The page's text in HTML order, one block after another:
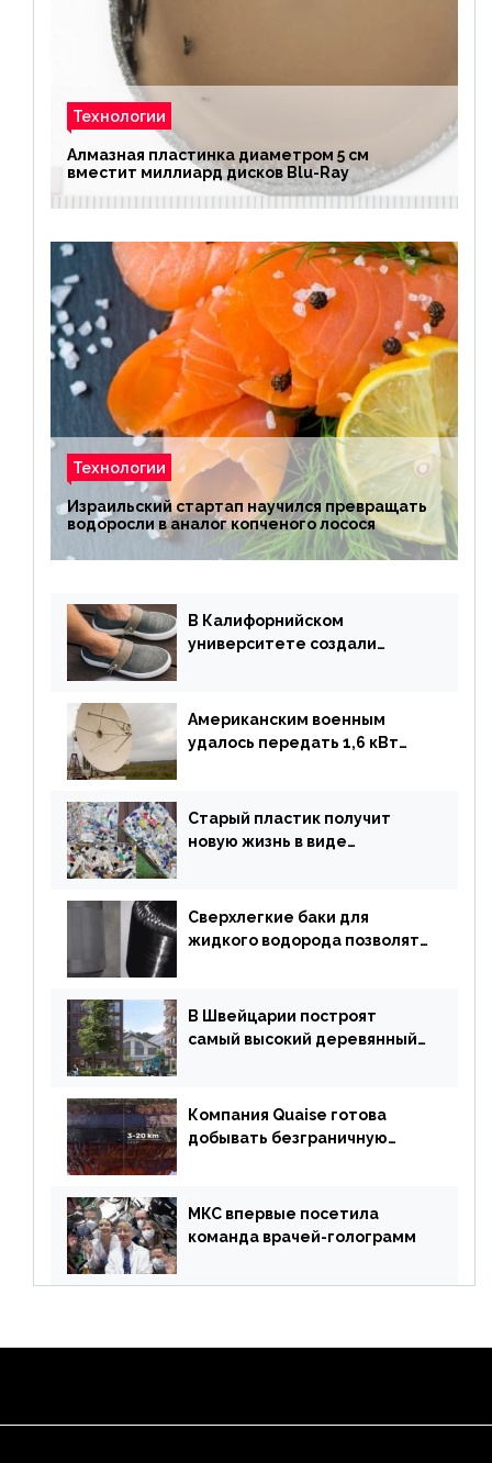
Технологии
Алмазная пластинка диаметром 5 см
вместит миллиард дисков Blu-Ray
Технологии
Израильский стартап научился превращать
водоросли в аналог копченого лосося
В Калифорнийском
университете создали
Американским военным
удалось передать 1,6 кВт
Старый пластик получит
новую жизнь в виде
Сверхлегкие баки для
жидкого водорода позволят
В Швейцарии построят
самый высокий деревянный
Компания Quaise готова
добывать безграничную
МКС впервые посетила
команда врачей-голограмм